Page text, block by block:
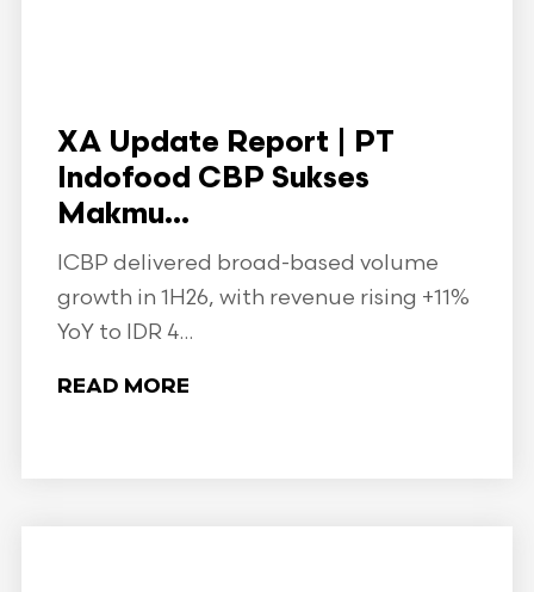
XA Update Report | PT
Indofood CBP Sukses
Makmu...
ICBP delivered broad-based volume
growth in 1H26, with revenue rising +11%
YoY to IDR 4...
READ MORE